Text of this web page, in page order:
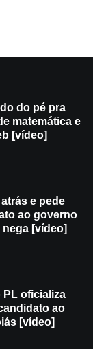
do pé pra
matemática e
[vídeo]
e pede
ao governo
[vídeo]
oficializa
ao
[vídeo]